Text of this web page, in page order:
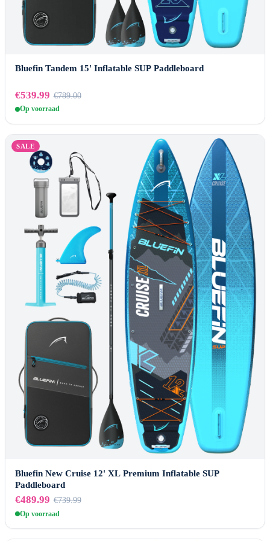
Bluefin Tandem 15' Inflatable SUP Paddleboard
€539.99 €789.00
Op voorraad
SALE
Bluefin New Cruise 12' XL Premium Inflatable SUP
Paddleboard
€489.99 €739.99
Op voorraad